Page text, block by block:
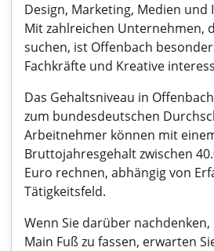
Design, Marketing, Medien und
Mit zahlreichen Unternehmen,
suchen, ist Offenbach
Fachkräfte und Kreative
Das Gehaltsniveau in
zum bundesdeutschen
Arbeitnehmer können mit
Bruttojahresgehalt zwischen
Euro rechnen, abhängig von
Tätigkeitsfeld.
Wenn Sie darüber
Main Fuß zu fassen, erwarten